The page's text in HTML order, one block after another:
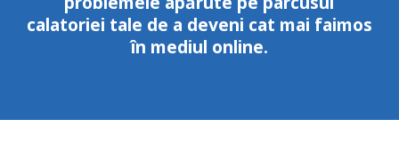
calatoriei tale de a deveni cat mai faimos
în mediul online.